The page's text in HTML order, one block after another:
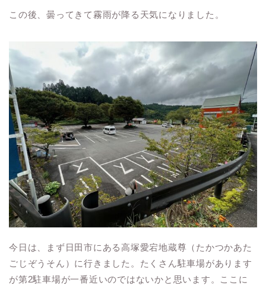
この後、曇ってきて霧雨が降る天気になりました。
今日は、まず日田市にある高塚愛宕地蔵尊（たかつかあた
ごじぞうそん）に行きました。たくさん駐車場があります
が第2駐車場が一番近いのではないかと思います。ここに